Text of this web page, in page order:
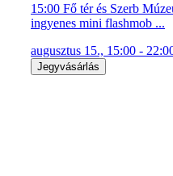
15:00 Fő tér és Szerb
ingyenes mini flashmob ...
augusztus 15., 15:00 -
Jegyvásárlás